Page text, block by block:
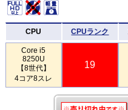
CPU CPUランク
Core i5
8250U
【8世代】
4コア8スレ
19